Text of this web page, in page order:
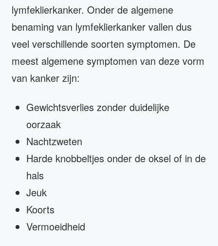
lymfeklierkanker. Onder de algemene
benaming van lymfeklierkanker vallen dus
veel verschillende soorten symptomen. De
meest algemene symptomen van deze vorm
van kanker zijn:
Gewichtsverlies zonder duidelijke
oorzaak
Nachtzweten
Harde knobbeltjes onder de oksel of in de
hals
Jeuk
Koorts
Vermoeidheid